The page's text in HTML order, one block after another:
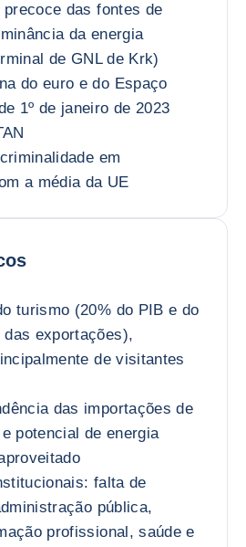
das fontes de
da energia
de GNL de Krk)
do euro e do Espaço
1º de janeiro de 2023
em
a média da UE
turismo (20% do PIB e do
das exportações),
de visitantes
das importações de
potencial de energia
falta de
pública,
profissional, saúde e